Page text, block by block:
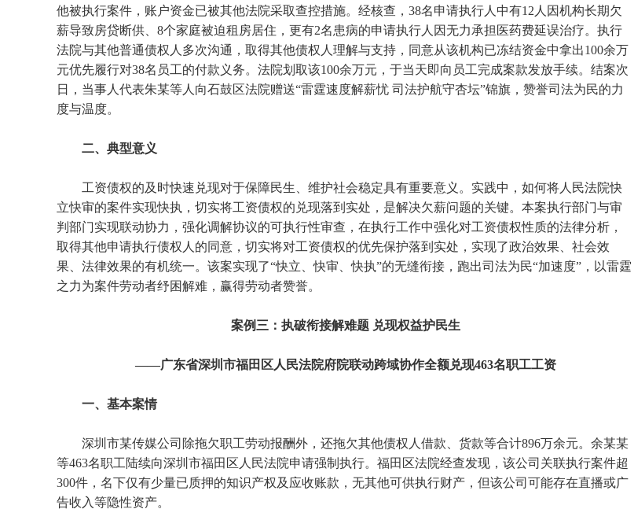
他被执行案件，账户资金已被其他法院采取查控措施。经核查，38名申请执行人中有12人因机构长期欠
薪导致房贷断供、8个家庭被迫租房居住，更有2名患病的申请执行人因无力承担医药费延误治疗。执行
法院与其他普通债权人多次沟通，取得其他债权人理解与支持，同意从该机构已冻结资金中拿出100余万
元优先履行对38名员工的付款义务。法院划取该100余万元，于当天即向员工完成案款发放手续。结案次
日，当事人代表朱某等人向石鼓区法院赠送“雷霆速度解薪忧 司法护航守杏坛”锦旗，赞誉司法为民的力
度与温度。
二、典型意义
工资债权的及时快速兑现对于保障民生、维护社会稳定具有重要意义。实践中，如何将人民法院快
立快审的案件实现快执，切实将工资债权的兑现落到实处，是解决欠薪问题的关键。本案执行部门与审
判部门实现联动协力，强化调解协议的可执行性审查，在执行工作中强化对工资债权性质的法律分析，
取得其他申请执行债权人的同意，切实将对工资债权的优先保护落到实处，实现了政治效果、社会效
果、法律效果的有机统一。该案实现了“快立、快审、快执”的无缝衔接，跑出司法为民“加速度”，以雷霆
之力为案件劳动者纾困解难，赢得劳动者赞誉。
案例三：执破衔接解难题 兑现权益护民生
——广东省深圳市福田区人民法院府院联动跨域协作全额兑现463名职工工资
一、基本案情
深圳市某传媒公司除拖欠职工劳动报酬外，还拖欠其他债权人借款、货款等合计896万余元。余某某
等463名职工陆续向深圳市福田区人民法院申请强制执行。福田区法院经查发现，该公司关联执行案件超
300件，名下仅有少量已质押的知识产权及应收账款，无其他可供执行财产，但该公司可能存在直播或广
告收入等隐性资产。